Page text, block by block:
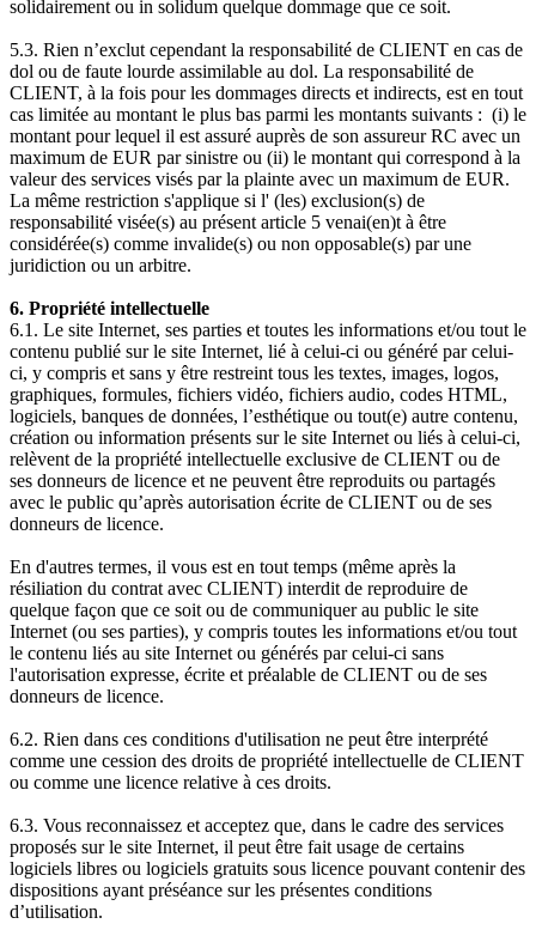
solidairement ou in solidum quelque dommage que ce soit.
5.3. Rien n’exclut cependant la responsabilité de CLIENT en cas de
dol ou de faute lourde assimilable au dol. La responsabilité de
CLIENT, à la fois pour les dommages directs et indirects, est en tout
cas limitée au montant le plus bas parmi les montants suivants : (i) le
montant pour lequel il est assuré auprès de son assureur RC avec un
maximum de EUR par sinistre ou (ii) le montant qui correspond à la
valeur des services visés par la plainte avec un maximum de EUR.
La même restriction s'applique si l' (les) exclusion(s) de
responsabilité visée(s) au présent article 5 venai(en)t à être
considérée(s) comme invalide(s) ou non opposable(s) par une
juridiction ou un arbitre.
6. Propriété intellectuelle
6.1. Le site Internet, ses parties et toutes les informations et/ou tout le
contenu publié sur le site Internet, lié à celui-ci ou généré par celui-
ci, y compris et sans y être restreint tous les textes, images, logos,
graphiques, formules, fichiers vidéo, fichiers audio, codes HTML,
logiciels, banques de données, l’esthétique ou tout(e) autre contenu,
création ou information présents sur le site Internet ou liés à celui-ci,
relèvent de la propriété intellectuelle exclusive de CLIENT ou de
ses donneurs de licence et ne peuvent être reproduits ou partagés
avec le public qu’après autorisation écrite de CLIENT ou de ses
donneurs de licence.
En d'autres termes, il vous est en tout temps (même après la
résiliation du contrat avec CLIENT) interdit de reproduire de
quelque façon que ce soit ou de communiquer au public le site
Internet (ou ses parties), y compris toutes les informations et/ou tout
le contenu liés au site Internet ou générés par celui-ci sans
l'autorisation expresse, écrite et préalable de CLIENT ou de ses
donneurs de licence.
6.2. Rien dans ces conditions d'utilisation ne peut être interprété
comme une cession des droits de propriété intellectuelle de CLIENT
ou comme une licence relative à ces droits.
6.3. Vous reconnaissez et acceptez que, dans le cadre des services
proposés sur le site Internet, il peut être fait usage de certains
logiciels libres ou logiciels gratuits sous licence pouvant contenir des
dispositions ayant préséance sur les présentes conditions
d’utilisation.